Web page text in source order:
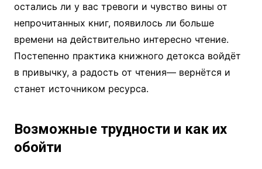
остались ли у вас тревоги и чувство вины от
непрочитанных книг, появилось ли больше
времени на действительно интересно чтение.
Постепенно практика книжного детокса войдёт
в привычку, а радость от чтения— вернётся и
станет источником ресурса.
Возможные трудности и как их
обойти